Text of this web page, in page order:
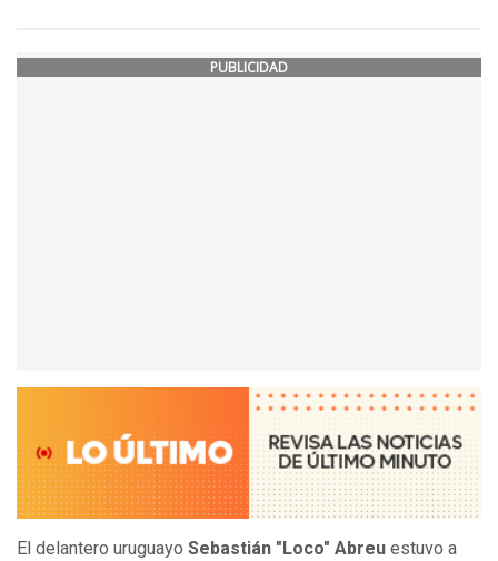
PUBLICIDAD
El delantero uruguayo Sebastián "Loco" Abreu estuvo a